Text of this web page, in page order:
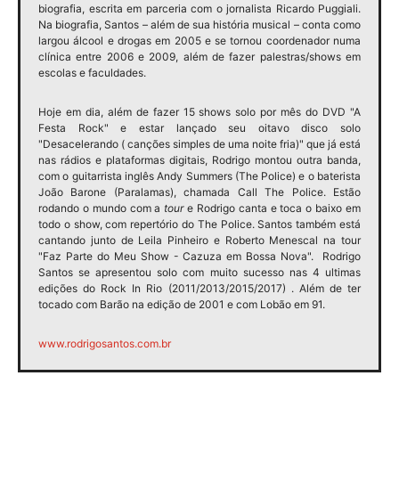
biografia, escrita em parceria com o jornalista Ricardo Puggiali.
Na biografia, Santos – além de sua história musical – conta como
largou álcool e drogas em 2005 e se tornou coordenador numa
clínica entre 2006 e 2009, além de fazer palestras/shows em
escolas e faculdades.
Hoje em dia, além de fazer 15 shows solo por mês do DVD "A
Festa Rock" e estar lançado seu oitavo disco solo
"Desacelerando ( canções simples de uma noite fria)" que já está
nas rádios e plataformas digitais, Rodrigo montou outra banda,
com o guitarrista inglês Andy Summers (The Police) e o baterista
João Barone (Paralamas), chamada Call The Police. Estão
rodando o mundo com a toure Rodrigocanta e toca o baixo em
todo o show, com repertório do The Police.Santos também está
cantando junto de Leila Pinheiro e Roberto Menescal na tour
"Faz Parte do Meu Show - Cazuza em Bossa Nova". Rodrigo
Santos se apresentou solo com muito sucesso nas 4 ultimas
edições do Rock In Rio (2011/2013/2015/2017) . Além de ter
tocado com Barão na edição de 2001 e com Lobão em 91.
www.rodrigosantos.com.br